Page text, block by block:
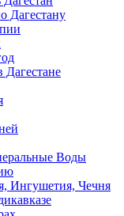
Дагестану
Воды
Ингушетия, Чечня